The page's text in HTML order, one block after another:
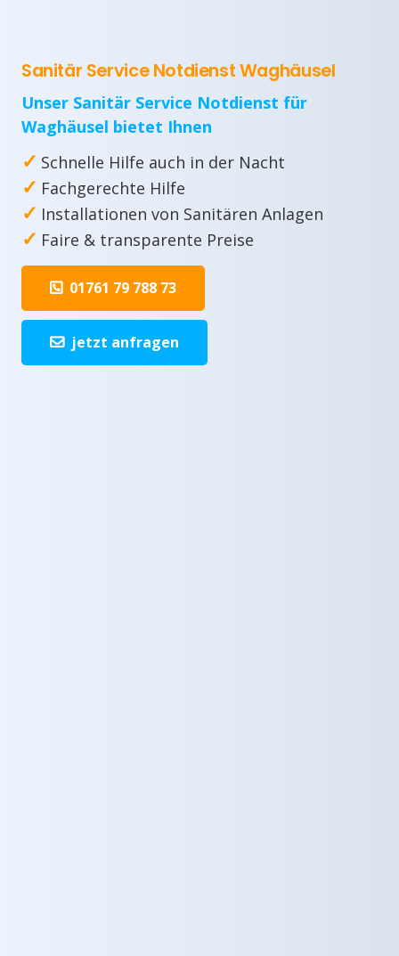
Sanitär Service Notdienst Waghäusel
Unser Sanitär Service Notdienst für
Waghäusel bietet Ihnen
✓ Schnelle Hilfe auch in der Nacht
✓ Fachgerechte Hilfe
✓ Installationen von Sanitären Anlagen
✓ Faire & transparente Preise
01761 79 788 73
jetzt anfragen